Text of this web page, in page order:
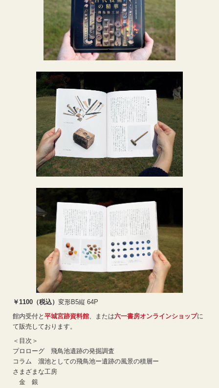
￥1100（税込） 変形B5縦 64P
館内受付と 平城宮跡資料館、または六一書房オンラインショップに
て販売しております。
＜目次＞
プロローグ 飛鳥池遺跡の発掘調査
コラム 溜池としての飛鳥池ー遺跡の風景の積層ー
さまざまな工房
金 銀